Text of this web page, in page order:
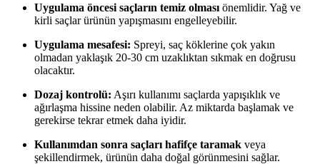
Uygulama öncesi saçların temiz olması önemlidir. Yağ ve
kirli saçlar ürünün yapışmasını engelleyebilir.
Uygulama mesafesi: Spreyi, saç köklerine çok yakın
olmadan yaklaşık 20-30 cm uzaklıktan sıkmak en doğrusu
olacaktır.
Dozaj kontrolü: Aşırı kullanımı saçlarda yapışıklık ve
ağırlaşma hissine neden olabilir. Az miktarda başlamak ve
gerekirse tekrar etmek daha iyidir.
Kullanımdan sonra saçları hafifçe taramak veya
şekillendirmek, ürünün daha doğal görünmesini sağlar.